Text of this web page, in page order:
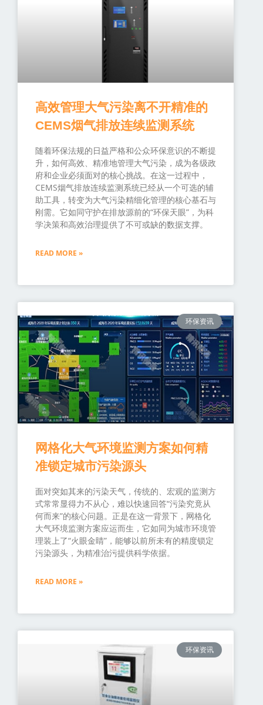
高效管理大气污染离不开精准的
CEMS烟气排放连续监测系统
随着环保法规的日益严格和公众环保意识的不断提
升，如何高效、精准地管理大气污染，成为各级政
府和企业必须面对的核心挑战。在这一过程中，
CEMS烟气排放连续监测系统已经从一个可选的辅
助工具，转变为大气污染精细化管理的核心基石与
刚需。它如同守护在排放源前的“环保天眼”，为科
学决策和高效治理提供了不可或缺的数据支撑。
READ MORE »
环保资讯
网格化大气环境监测方案如何精
准锁定城市污染源头
面对突如其来的污染天气，传统的、宏观的监测方
式常常显得力不从心，难以快速回答“污染究竟从
何而来”的核心问题。正是在这一背景下，网格化
大气环境监测方案应运而生，它如同为城市环境管
理装上了“火眼金睛”，能够以前所未有的精度锁定
污染源头，为精准治污提供科学依据。
READ MORE »
环保资讯